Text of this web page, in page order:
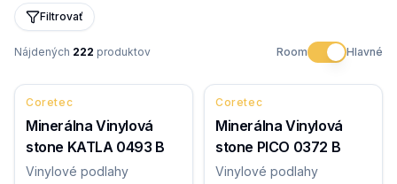
Filtrovať
Nájdených 222 produktov Room Hlavné
Coretec
Minerálna Vinylová
stone KATLA 0493 B
Vinylové podlahy
Coretec
Minerálna Vinylová
stone PICO 0372 B
Vinylové podlahy